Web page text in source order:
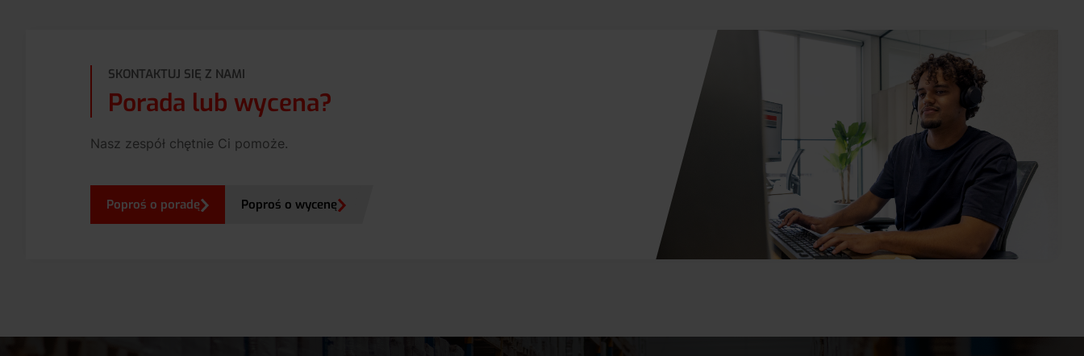
SKONTAKTUJ SIĘ Z NAMI
Porada lub wycena?
Nasz zespół chętnie Ci pomoże.
Poproś o poradę Poproś o wycenę